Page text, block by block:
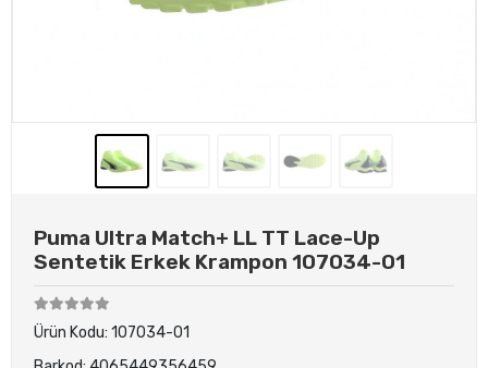
Puma Ultra Match+ LL TT Lace-Up
Sentetik Erkek Krampon 107034-01
Ürün Kodu: 107034-01